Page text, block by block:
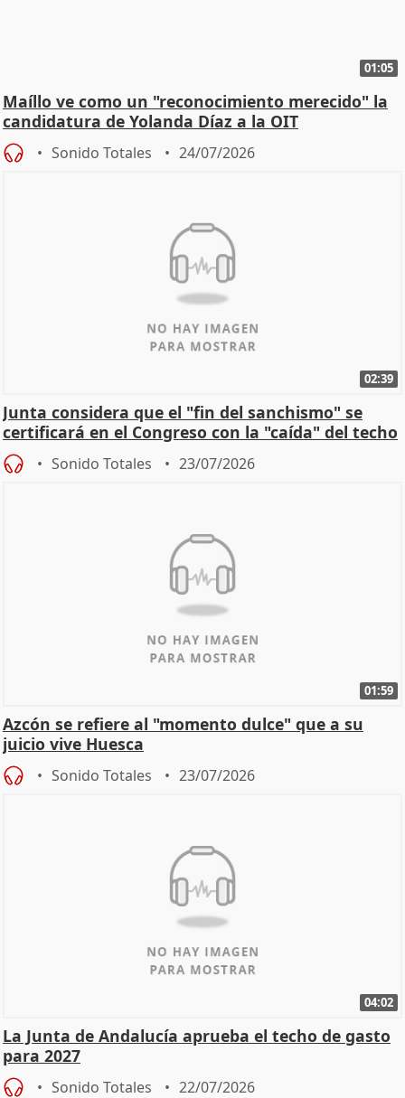
01:05
Maíllo ve como un "reconocimiento merecido" la
candidatura de Yolanda Díaz a la OIT
Sonido Totales 24/07/2026
02:39
Junta considera que el "fin del sanchismo" se
certificará en el Congreso con la "caída" del techo
de
Sonido Totales 23/07/2026
01:59
Azcón se refiere al "momento dulce" que a su
juicio vive Huesca
Sonido Totales 23/07/2026
04:02
La Junta de Andalucía aprueba el techo de gasto
para 2027
Sonido Totales 22/07/2026